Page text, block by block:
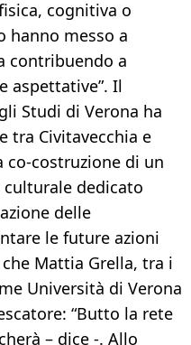
cognitiva o
hanno messo a
contribuendo a
aspettative”. Il
Studi di Verona ha
tra Civitavecchia e
co-costruzione di un
dedicato
delle
le future azioni
Mattia Grella, tra i
Università di Verona
“Butto la rete
– dice -. Allo